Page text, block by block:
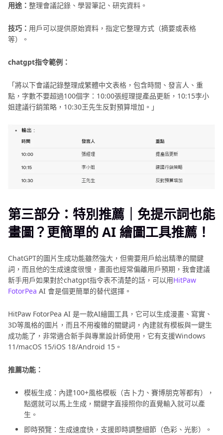
用途： 整理會議記錄、學習筆記、研究資料。
技巧： 用戶可以提供原始資料，指定它整理方式（摘要或表格
等）。
chatgpt指令範例：
「將以下會議記錄整理成繁體中文表格，包含時間、發言人、重
點，字數不要超過100個字：10:00張經理提產品更新，10:15李小
姐建議行銷策略，10:30王先生反對預算增加。」
第三部分：特別推薦｜免提示詞也能
畫圖？更簡單的 AI 繪圖工具推薦！
ChatGPT的圖片生成功能雖然強大，但需要用戶給出精準的關鍵
詞，而且他的生成速度很慢，畫面也經常偏離用戶預期，我會建議
新手用戶如果對於chatgpt指令表不清楚的話，可以用HitPaw
FotorPea AI 會是個更簡單的替代選擇。
HitPaw FotorPea AI 是一款AI繪圖工具，它可以生成漫畫、寫實、
3D等風格的圖片，而且不用複雜的關鍵詞，內建就有模板與一鍵生
成功能了，非常適合新手與專業設計師使用，它有支援Windows
11/macOS 15/iOS 18/Android 15。
推薦功能：
模板生成：內建100+風格模板（吉卜力、賽博朋克等都有），
點選就可以馬上生成，關鍵字直接照你的直覺輸入就可以產
生。
即時預覽：生成速度快，支援即時調整細節（色彩、光影）。